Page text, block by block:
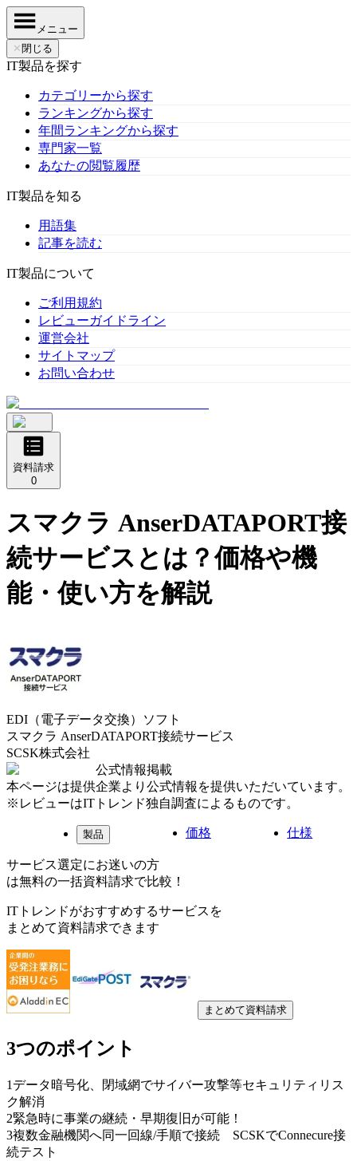
メニュー
✕ 閉じる
IT製品を探す
カテゴリーから探す
ランキングから探す
年間ランキングから探す
専門家一覧
あなたの閲覧履歴
IT製品を知る
用語集
記事を読む
IT製品について
ご利用規約
レビューガイドライン
運営会社
サイトマップ
お問い合わせ
資料請求
0
スマクラ AnserDATAPORT接
続サービス とは？価格や機
能・使い方を解説
EDI（電子データ交換）ソフト
スマクラ AnserDATAPORT接続サービス
SCSK株式会社
公式情報掲載
本ページは提供企業より公式情報を提供いただいています。
※レビューはITトレンド独自調査によるものです。
製品 価格 仕様
サービス選定にお迷いの方
は無料の一括資料請求で比較！
ITトレンドがおすすめするサービスを
まとめて資料請求できます
まとめて資料請求
3つのポイント
1 データ暗号化、閉域網でサイバー攻撃等セキュリティリス
ク解消
2緊急時に事業の継続・早期復旧が可能！
3複数金融機関へ同一回線/手順で接続 SCSKでConnecure接
続テスト